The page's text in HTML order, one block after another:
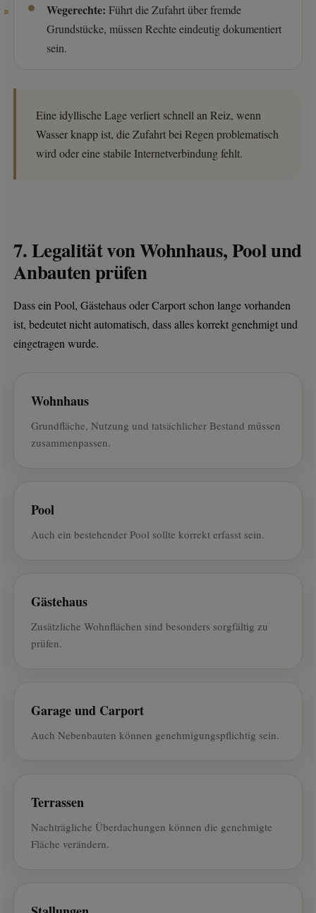
Wegerechte: Führt die Zufahrt über fremde
Grundstücke, müssen Rechte eindeutig dokumentiert
sein.
Eine idyllische Lage verliert schnell an Reiz, wenn
Wasser knapp ist, die Zufahrt bei Regen problematisch
wird oder eine stabile Internetverbindung fehlt.
7. Legalität von Wohnhaus, Pool und
Anbauten prüfen
Dass ein Pool, Gästehaus oder Carport schon lange vorhanden
ist, bedeutet nicht automatisch, dass alles korrekt genehmigt und
eingetragen wurde.
Wohnhaus
Grundfläche, Nutzung und tatsächlicher Bestand müssen
zusammenpassen.
Pool
Auch ein bestehender Pool sollte korrekt erfasst sein.
Gästehaus
Zusätzliche Wohnflächen sind besonders sorgfältig zu
prüfen.
Garage und Carport
Auch Nebenbauten können genehmigungspflichtig sein.
Terrassen
Nachträgliche Überdachungen können die genehmigte
Fläche verändern.